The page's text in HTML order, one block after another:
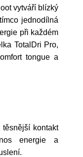
vytváří blízký
jednodílná
při každém
TotalDri Pro,
tongue a
těsnější kontakt
energie a